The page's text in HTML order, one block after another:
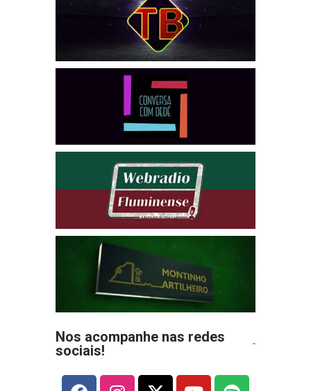
Nos acompanhe nas redes
sociais!